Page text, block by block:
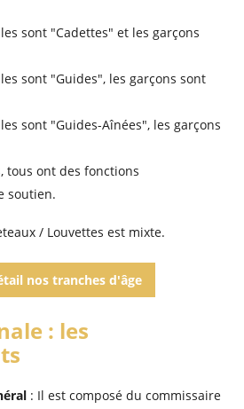
sont "Cadettes" et les garçons
sont "Guides", les garçons sont
sont "Guides-Aînées", les garçons
tous ont des fonctions
soutien.
/ Louvettes est mixte.
nos tranches d'âge
: les
: Il est composé du commissaire